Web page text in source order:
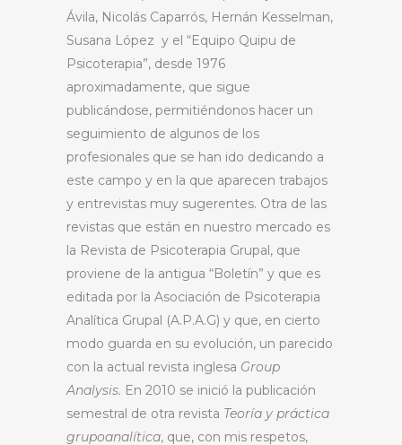
Ávila, Nicolás Caparrós, Hernán Kesselman,
Susana López y el “Equipo Quipu de
Psicoterapia”, desde 1976
aproximadamente, que sigue
publicándose, permitiéndonos hacer un
seguimiento de algunos de los
profesionales que se han ido dedicando a
este campo y en la que aparecen trabajos
y entrevistas muy sugerentes. Otra de las
revistas que están en nuestro mercado es
la Revista de Psicoterapia Grupal, que
proviene de la antigua “Boletín” y que es
editada por la Asociación de Psicoterapia
Analítica Grupal (A.P.A.G) y que, en cierto
modo guarda en su evolución, un parecido
con la actual revista inglesa Group
Analysis. En 2010 se inició la publicación
semestral de otra revista Teoría y práctica
grupoanalítica, que, con mis respetos,